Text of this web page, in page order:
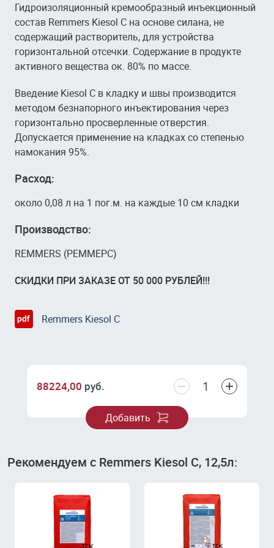
Гидроизоляционный кремообразный инъекционный
состав Remmers Kiesol C на основе силана, не
содержащий растворитель, для устройства
горизонтальной отсечки. Содержание в продукте
активного вещества ок. 80% по массе.
Введение Kiesol С в кладку и швы производится
методом безнапорного инъектирования через
горизонтально просверленные отверстия.
Допускается применение на кладках со степенью
намокания 95%.
Расход:
около 0,08 л на 1 пог.м. на каждые 10 см кладки
Производство:
REMMERS (РЕММЕРС)
СКИДКИ ПРИ ЗАКАЗЕ ОТ 50 000 РУБЛЕЙ!!!
Remmers Kiesol C
88224,00 руб. − +
Добавить
Рекомендуем с Remmers Kiesol C, 12,5л: